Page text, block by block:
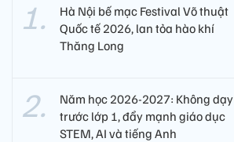
Hà Nội bế mạc Festival Võ thuật
Quốc tế 2026, lan tỏa hào khí
Thăng Long
Năm học 2026-2027: Không dạy
trước lớp 1, đẩy mạnh giáo dục
STEM, AI và tiếng Anh